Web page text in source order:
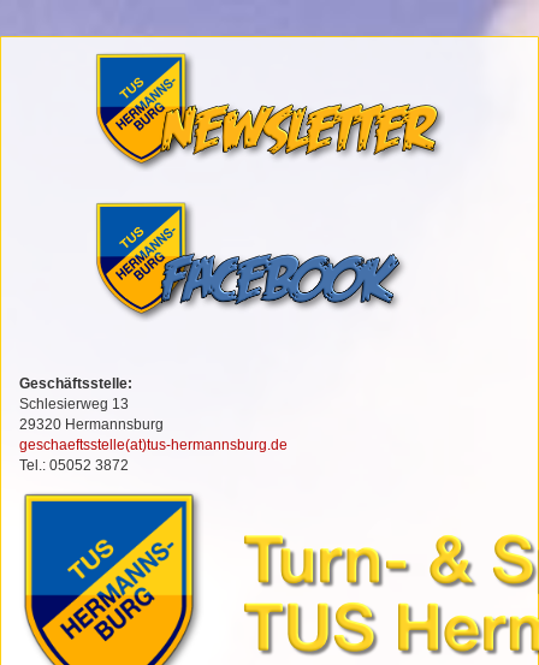
Geschäftsstelle:
Schlesierweg 13
29320 Hermannsburg
geschaeftsstelle(at)tus-hermannsburg.de
Tel.: 05052 3872